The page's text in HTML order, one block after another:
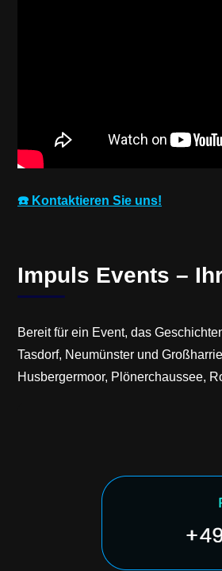
☎️ Kontaktieren Sie uns!
Impuls Events –
Bereit für ein Event, das
Tasdorf, Neumünster und
Husbergermoor, Plönerchaussee,